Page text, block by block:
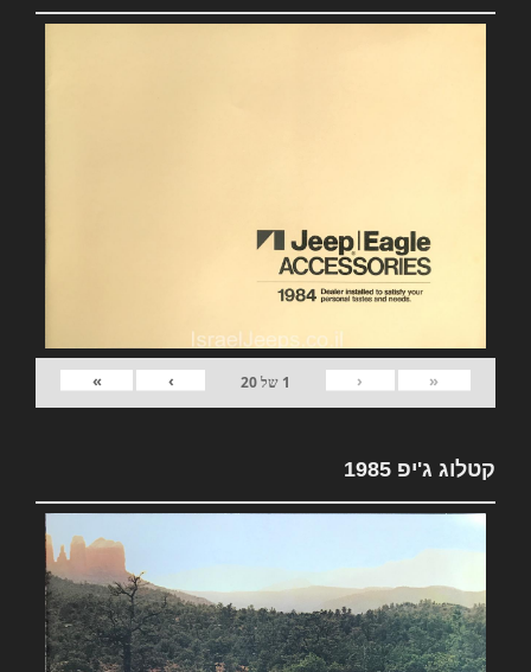
«
‹
1 של20
›
»
קטלוג ג'יפ 1985